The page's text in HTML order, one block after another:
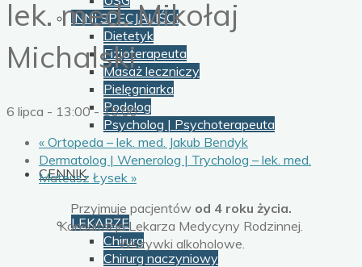
INNI SPECJALIŚCI
Dietetyk
Fizjoterapeuta
Masaż leczniczy
Pielęgniarka
Podolog
Psycholog | Psychoterapeuta
CENNIK
LEKARZE
Chirurg
Chirurg naczyniowy
lek. med. Mikołaj
Michalski
6 lipca - 13:00- 15:00
« Ortopeda – lek. med. Jakub Bendyk
Dermatolog | Wenerolog | Trycholog – lek. med.
Mateusz Łysek »
Przyjmuje pacjentów od 4 roku życia.
Konsultacja Lekarza Medycyny Rodzinnej.
Wszywki alkoholowe.